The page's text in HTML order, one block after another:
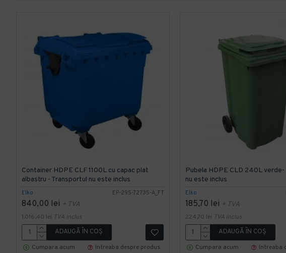
Elko EP-295-72735-A_FT
Container HDPE CLF 1100L cu capac plat
albastru - Transportul nu este inclus
840,00 lei + TVA
1.016,40 lei TVA inclus
ADAUGĂ ÎN COŞ
Cumpara acum
Intreaba despre produs
Elko
Pubela HDPE CLD 240L verde-
nu este inclus
185,70 lei + TVA
224,70 lei TVA inclus
ADAUGĂ ÎN COŞ
Cumpara acum
Intreaba